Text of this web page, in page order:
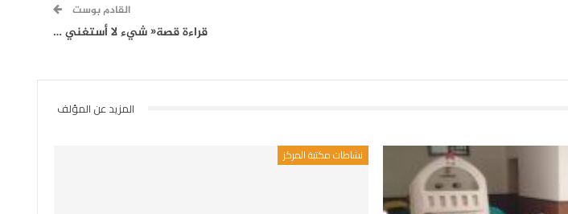
القادم بوست
قراءة قصة« شيء لا أستغني …
المزيد عن المؤلف
نشاطات مكتبة المركز